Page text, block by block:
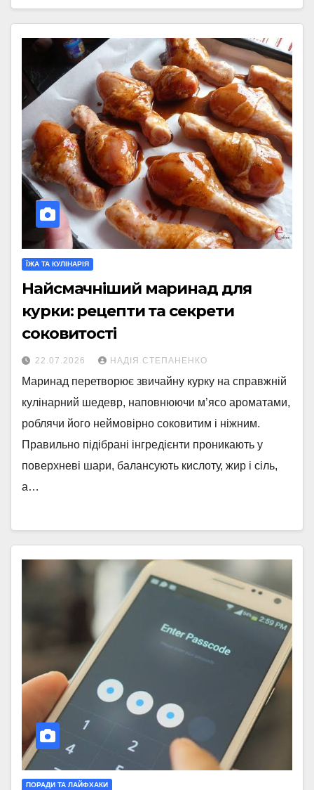
ЇЖА ТА КУЛІНАРІЯ
Найсмачніший маринад для
курки: рецепти та секрети
соковитості
22.07.2026 НАДІЯ СТЕПАНЕНКО
Маринад перетворює звичайну курку на справжній
кулінарний шедевр, наповнюючи м’ясо ароматами,
роблячи його неймовірно соковитим і ніжним.
Правильно підібрані інгредієнти проникають у
поверхневі шари, балансують кислоту, жир і сіль,
а…
ПОРАДИ ТА ЛАЙФХАКИ